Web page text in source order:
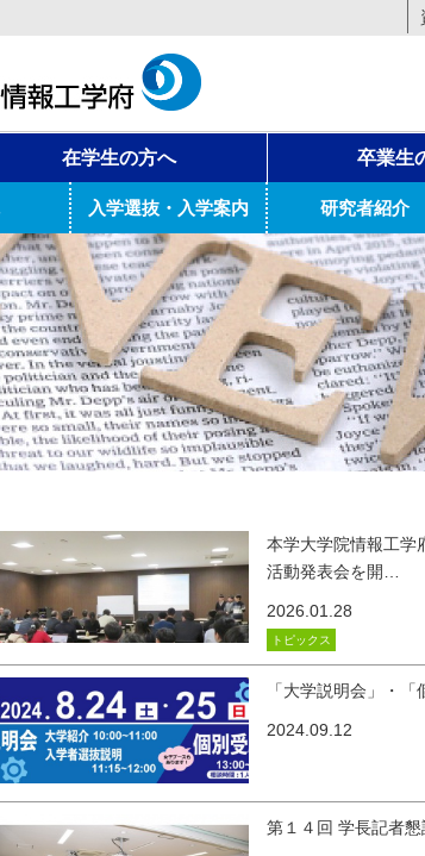
在学生の方へ 卒業生
入学選抜・入学案内 研究者紹介
本学大学院情報工学
活動発表会を開…
2026.01.28
トピックス
「大学説明会」・
2024.09.12
第１４回 学長記者懇